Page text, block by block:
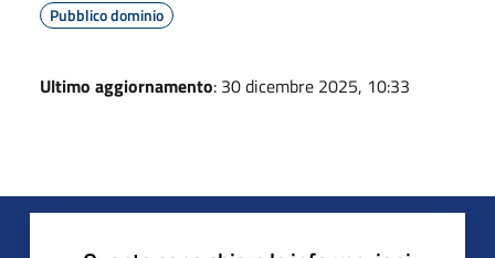
Pubblico dominio
Ultimo aggiornamento: 30 dicembre 2025, 10:33